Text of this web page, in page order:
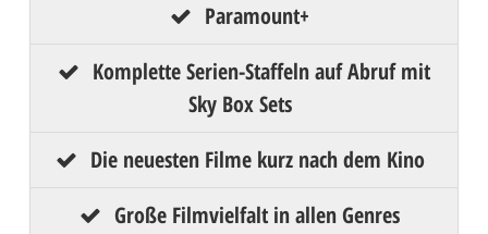
Paramount+
Komplette Serien-Staffeln auf Abruf mit
Sky Box Sets
Die neuesten Filme kurz nach dem Kino
Große Filmvielfalt in allen Genres